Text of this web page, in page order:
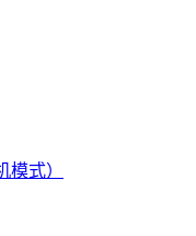
模式）